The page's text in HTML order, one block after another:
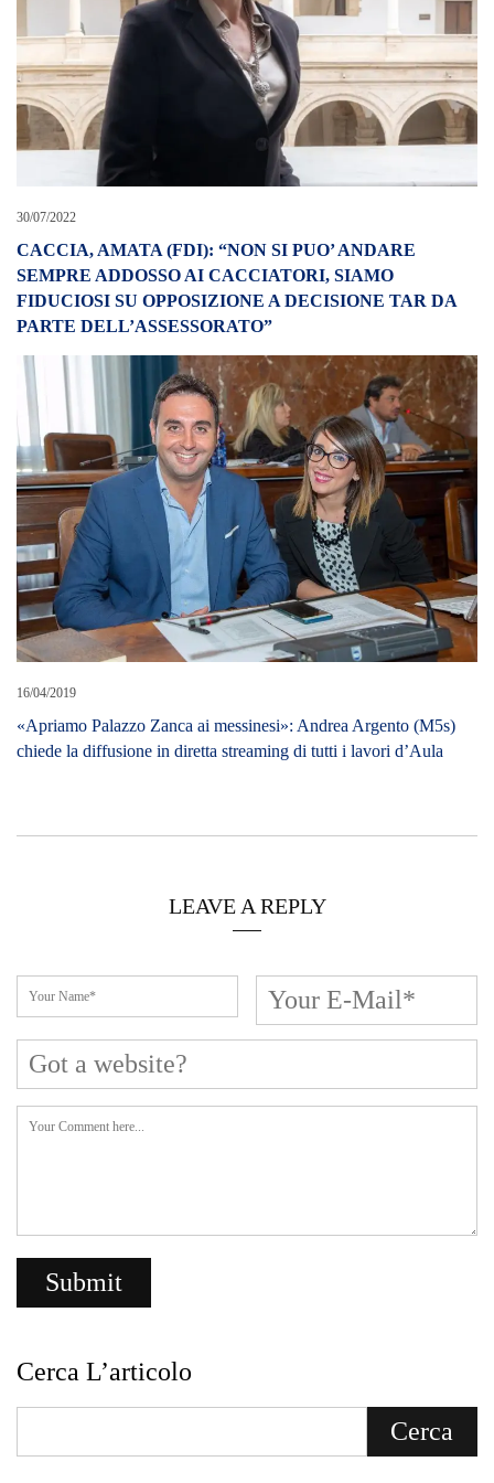
30/07/2022
CACCIA, AMATA (FDI): “NON SI PUO’ ANDARE
SEMPRE ADDOSSO AI CACCIATORI, SIAMO
FIDUCIOSI SU OPPOSIZIONE A DECISIONE TAR DA
PARTE DELL’ASSESSORATO”
16/04/2019
«Apriamo Palazzo Zanca ai messinesi»: Andrea Argento (M5s)
chiede la diffusione in diretta streaming di tutti i lavori d’Aula
LEAVE A REPLY
Cerca L’articolo